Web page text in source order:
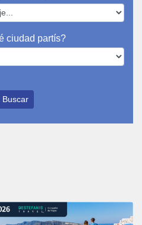
ciudad partís?
Buscar